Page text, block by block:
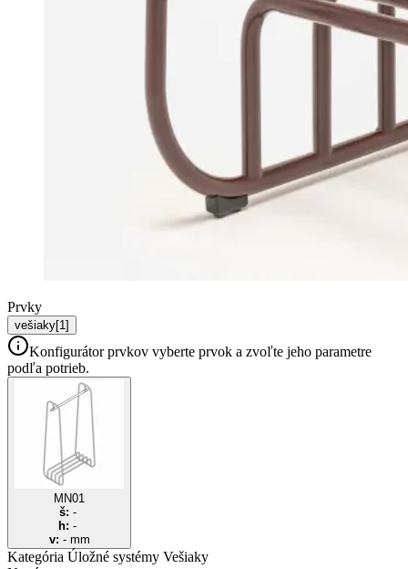
Prvky
vešiaky[1]
Konfigurátor prvkov vyberte prvok a zvoľte jeho parametre
podľa potrieb.
MN01
š: -
h: -
v: -mm
Kategória Úložné systémy Vešiaky